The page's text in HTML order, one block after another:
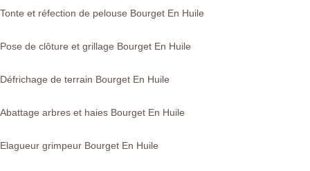
Tonte et réfection de pelouse Bourget En Huile
Pose de clôture et grillage Bourget En Huile
Défrichage de terrain Bourget En Huile
Abattage arbres et haies Bourget En Huile
Elagueur grimpeur Bourget En Huile